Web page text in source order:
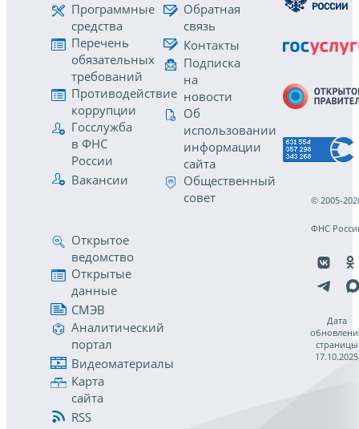
Программные
средства
Перечень
обязательных
требований
Противодействие
коррупции
Госслужба
в ФНС
России
Вакансии
Обратная
связь
Контакты
Подписка
на
новости
Об
использовании
информации
сайта
Общественный
совет
Открытое
ведомство
Открытые
данные
СМЭВ
Аналитический
портал
Видеоматериалы
Карта
сайта
RSS
© 2005-
ФНС
Дата
страницы
17.10.2025